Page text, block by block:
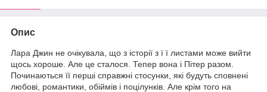
Опис
Лара Джин не очікувала, що з історії з ї ї листами може вийти
щось хороше. Але це сталося. Тепер вона і Пітер разом.
Починаються її перші справжні стосунки, які будуть сповнені
любові, романтики, обіймів і поцілунків. Але крім того на